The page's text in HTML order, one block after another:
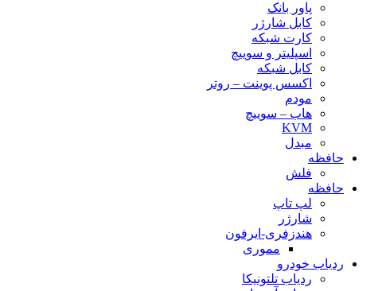
پاور بانک
کابل شارژر
کارت شبکه
اسپلیتر و سوییچ
کابل شبکه
اکسس پوینت – روتر
مودم
هاب – سوییچ
KVM
مبدل
حافظه
فلش
حافظه
لپ تاپ
شارژر
هندزفری-ایرفون
مموری
ردیاب خودرو
ردیاب تلتونیکا